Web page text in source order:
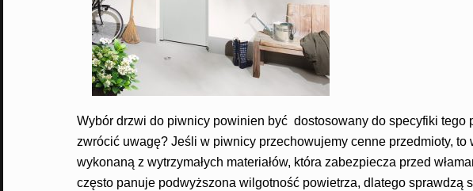
Wybór drzwi do piwnicy powinien być dostosowany do specyfiki tego
zwrócić uwagę? Jeśli w piwnicy przechowujemy cenne przedmioty,
wykonaną z wytrzymałych materiałów, która zabezpiecza przed
często panuje podwyższona wilgotność powietrza, dlatego sprawdzą